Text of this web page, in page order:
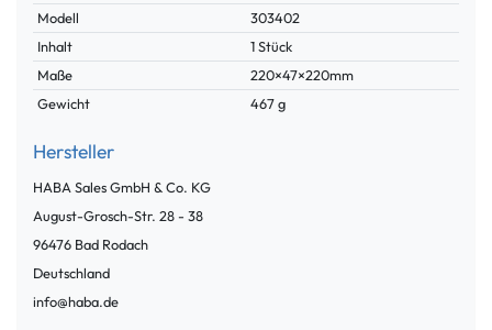
Modell
303402
Inhalt
1 Stück
Maße
220×47×220mm
Gewicht
467 g
Hersteller
HABA Sales GmbH & Co. KG
August-Grosch-Str. 28 - 38
96476 Bad Rodach
Deutschland
info@haba.de